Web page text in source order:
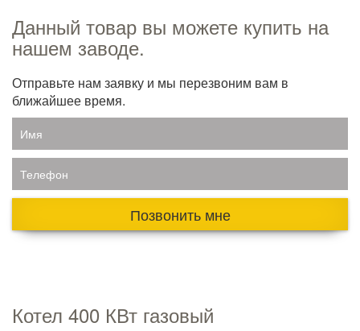
Данный товар вы можете купить на
нашем заводе.
Отправьте нам заявку и мы перезвоним вам в
ближайшее время.
Имя
Телефон
Позвонить мне
Котел 400 КВт газовый